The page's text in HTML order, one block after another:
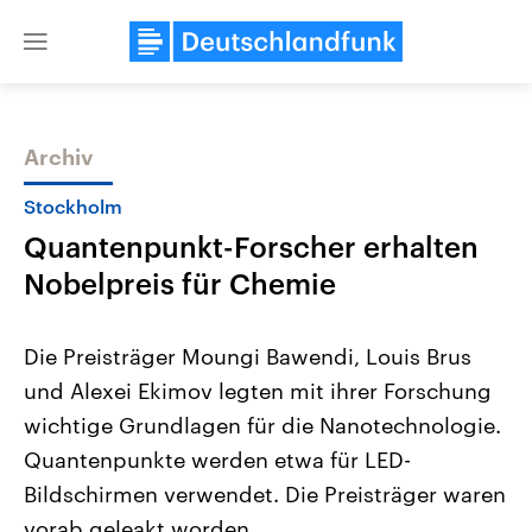
Close
Themen
Landtagswahl Sachsen-Anhalt
2026
Alle Informationen
Sachsen-Anhalt wählt am 6.
September 2026 einen neuen
Landtag. Seit 2021 wird das
Bundesland von einer Koalition aus
USA
Aktuelle Beiträge,
Hintergründe
Wirtschaftlich und
gehören die Vereinigten
den mächtigsten Ländern
Archiv
Stockholm
Quanten­punkt-Forscher erhal­ten
Nobel­preis für Chemie
Die Preisträger Moungi Bawendi, Louis Brus
und Alexei Ekimov legten mit ihrer Forschung
wichtige Grundlagen für die Nanotechnologie.
Quantenpunkte werden etwa für LED-
Bildschirmen verwendet. Die Preisträger waren